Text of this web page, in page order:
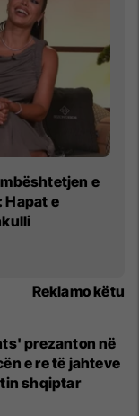
e
Hapat e
Reklamo këtu
prezanton në
e re të jahteve
shqiptar